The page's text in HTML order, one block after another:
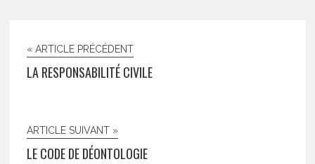
« ARTICLE PRÉCÉDENT
LA RESPONSABILITÉ CIVILE
ARTICLE SUIVANT »
LE CODE DE DÉONTOLOGIE